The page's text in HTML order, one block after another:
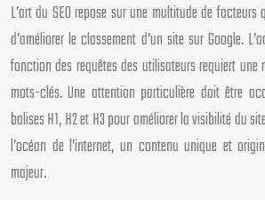
L’art du SEO repose sur une multitude de
d’améliorer le classement d’un site sur Google.
fonction des requêtes des utilisateurs requiert
mots-clés. Une attention particulière doit être
balises H1, H2 et H3 pour améliorer la visibilité du
l’océan de l’internet, un contenu unique et
majeur.